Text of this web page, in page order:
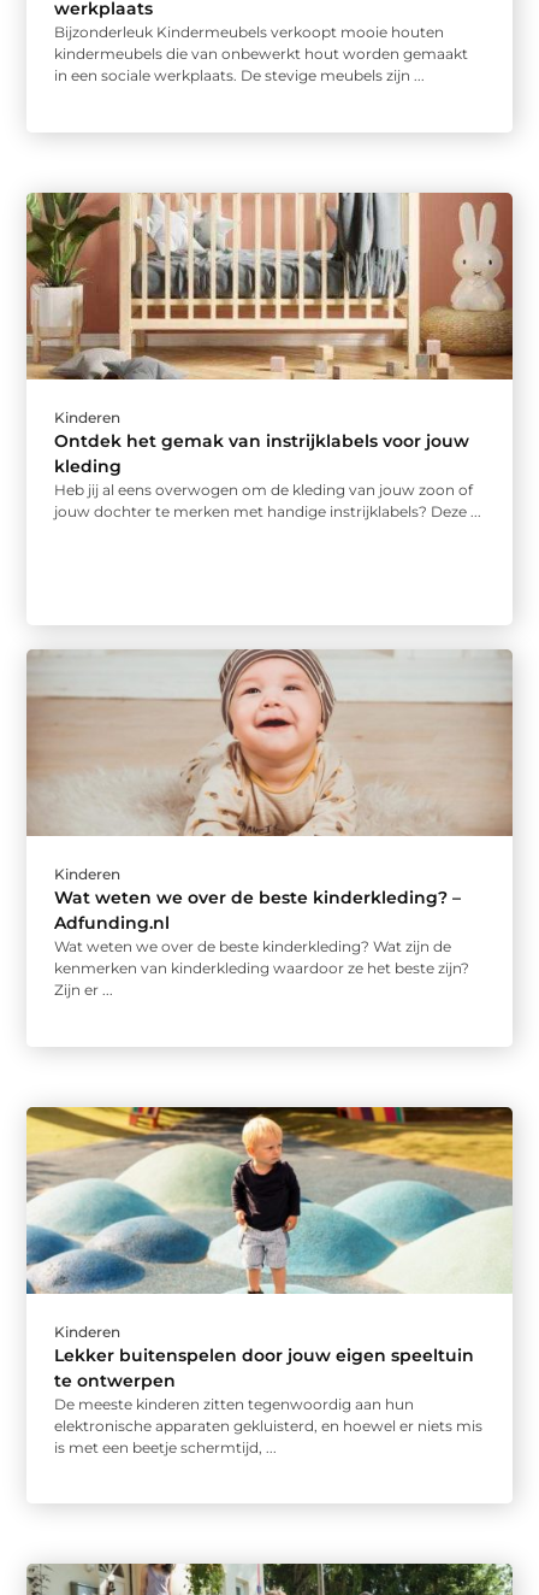
werkplaats
Bijzonderleuk Kindermeubels verkoopt mooie houten
kindermeubels die van onbewerkt hout worden gemaakt
in een sociale werkplaats. De stevige meubels zijn ...
Kinderen
Ontdek het gemak van instrijklabels voor jouw
kleding
Heb jij al eens overwogen om de kleding van jouw zoon of
jouw dochter te merken met handige instrijklabels? Deze ...
Kinderen
Wat weten we over de beste kinderkleding? –
Adfunding.nl
Wat weten we over de beste kinderkleding? Wat zijn de
kenmerken van kinderkleding waardoor ze het beste zijn?
Zijn er ...
Kinderen
Lekker buitenspelen door jouw eigen speeltuin
te ontwerpen
De meeste kinderen zitten tegenwoordig aan hun
elektronische apparaten gekluisterd, en hoewel er niets mis
is met een beetje schermtijd, ...